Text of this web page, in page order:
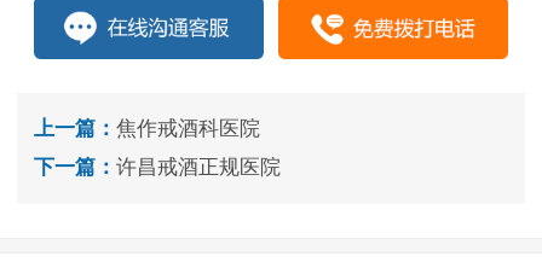
上一篇： 焦作戒酒科医院
下一篇： 许昌戒酒正规医院